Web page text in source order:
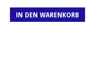
IN DEN WARENKORB